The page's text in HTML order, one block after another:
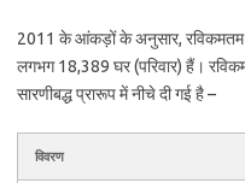
2011 के आंकड़ों के अनुसार,
लगभग 18,389 घर (परिवार) हैं।
सारणीबद्ध प्रारूप में नीचे दी गई है –
विवरण